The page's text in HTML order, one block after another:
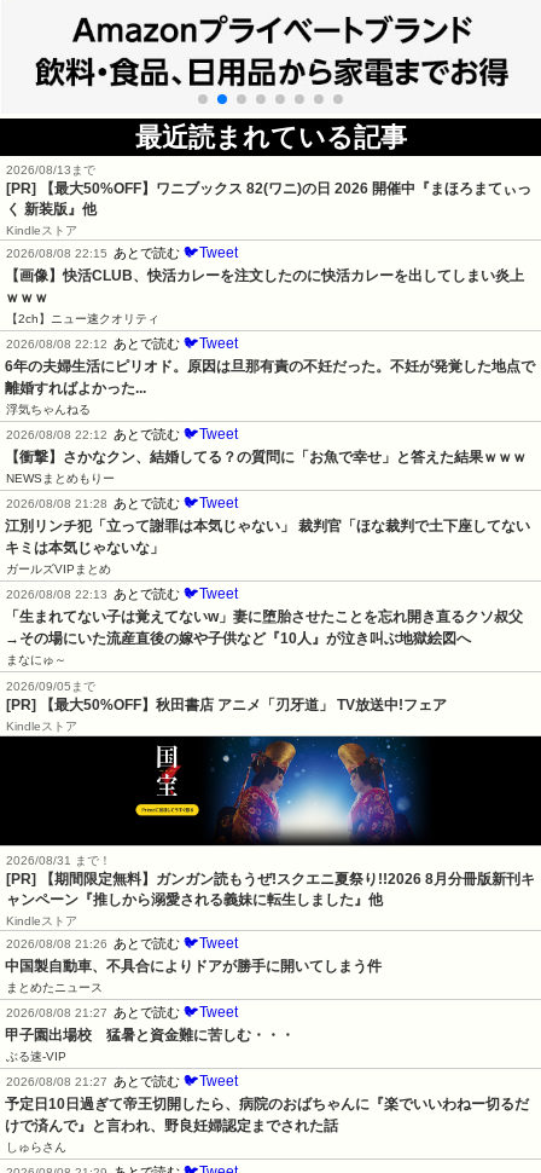
最近読まれている記事
2026/08/13まで
[PR]
【最大50%OFF】ワニブックス 82(ワニ)の日 2026 開催中『まほろまてぃっ
く 新装版』他
Kindleストア
2026/08/08 22:15
あとで読む 🐦Tweet
【画像】快活CLUB、快活カレーを注文したのに快活カレーを出してしまい炎上
ｗｗｗ
【2ch】ニュー速クオリティ
2026/08/08 22:12
あとで読む 🐦Tweet
6年の夫婦生活にピリオド。原因は旦那有責の不妊だった。不妊が発覚した地点で
離婚すればよかった...
浮気ちゃんねる
2026/08/08 22:12
あとで読む 🐦Tweet
【衝撃】さかなクン、結婚してる？の質問に「お魚で幸せ」と答えた結果ｗｗｗ
NEWSまとめもりー
2026/08/08 21:28
あとで読む 🐦Tweet
江別リンチ犯「立って謝罪は本気じゃない」 裁判官「ほな裁判で土下座してない
キミは本気じゃないな」
ガールズVIPまとめ
2026/08/08 22:13
あとで読む 🐦Tweet
「生まれてない子は覚えてないw」妻に堕胎させたことを忘れ開き直るクソ叔父
→その場にいた流産直後の嫁や子供など『10人』が泣き叫ぶ地獄絵図へ
まなにゅ～
2026/09/05まで
[PR] 【最大50%OFF】秋田書店 アニメ「刃牙道」 TV放送中!フェア
Kindleストア
2026/08/31 まで！
[PR] 【期間限定無料】ガンガン読もうぜ!スクエニ夏祭り!!2026 8月分冊版新刊キ
ャンペーン『推しから溺愛される義妹に転生しました』他
Kindleストア
2026/08/08 21:26
あとで読む 🐦Tweet
中国製自動車、不具合によりドアが勝手に開いてしまう件
まとめたニュース
2026/08/08 21:27
あとで読む 🐦Tweet
甲子園出場校　猛暑と資金難に苦しむ・・・
ぶる速-VIP
2026/08/08 21:27
あとで読む 🐦Tweet
予定日10日過ぎて帝王切開したら、病院のおばちゃんに『楽でいいわねー切るだ
けで済んで』と言われ、野良妊婦認定までされた話
しゅらさん